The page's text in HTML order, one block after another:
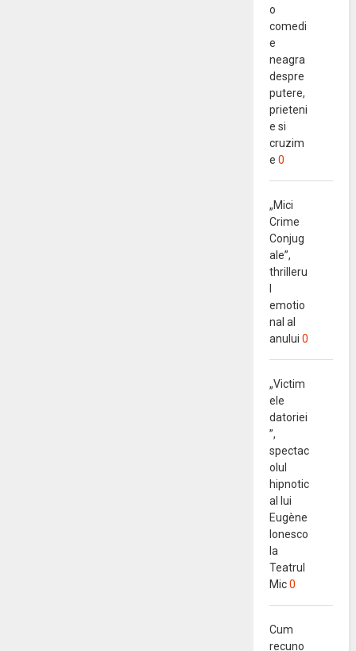
o
comedi
e
neagra
despre
putere,
prieteni
e si
cruzim
e 0
„Mici
Crime
Conjug
ale”,
thrilleru
emotio
nal al
anului 0
„Victim
ele
datoriei
”,
spectac
olul
hipnotic
al lui
Eugène
Ionesco
la
Teatrul
Mic 0
Cum
recuno